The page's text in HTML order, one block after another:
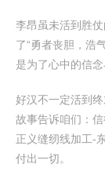
李昂虽未活到胜
了“勇者丧胆，浩
是为了心中的信念
好汉不一定活到
故事告诉咱们：
正义缝纫线加工-
付出一切。